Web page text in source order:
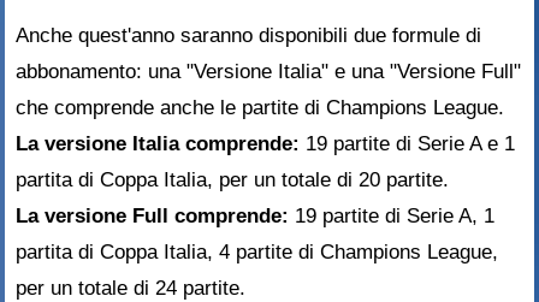
Anche quest'anno saranno disponibili due formule di
abbonamento: una "Versione Italia" e una "Versione Full"
che comprende anche le partite di Champions League.
La versione Italia comprende: 19 partite di Serie A e 1
partita di Coppa Italia, per un totale di 20 partite.
La versione Full comprende: 19 partite di Serie A, 1
partita di Coppa Italia, 4 partite di Champions League,
per un totale di 24 partite.